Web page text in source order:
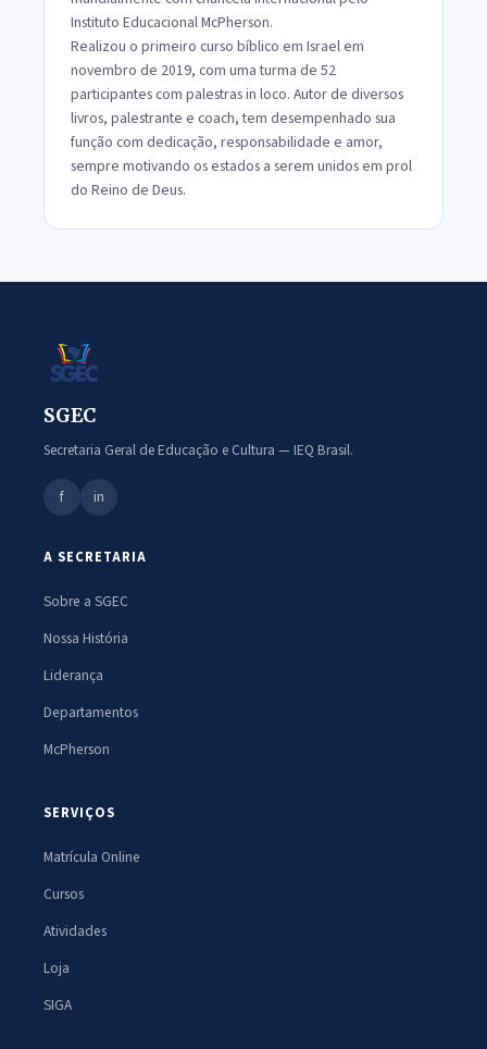
Instituto Educacional McPherson.
Realizou o primeiro curso bíblico em Israel em
novembro de 2019, com uma turma de 52
participantes com palestras in loco. Autor de diversos
livros, palestrante e coach, tem desempenhado sua
função com dedicação, responsabilidade e amor,
sempre motivando os estados a serem unidos em prol
do Reino de Deus.
SGEC
Secretaria Geral de Educação e Cultura — IEQ Brasil.
f in
A SECRETARIA
Sobre a SGEC
Nossa História
Liderança
Departamentos
McPherson
SERVIÇOS
Matrícula Online
Cursos
Atividades
Loja
SIGA